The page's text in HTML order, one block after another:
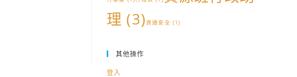
理 (3)資通安全 (1)
其他操作
登入